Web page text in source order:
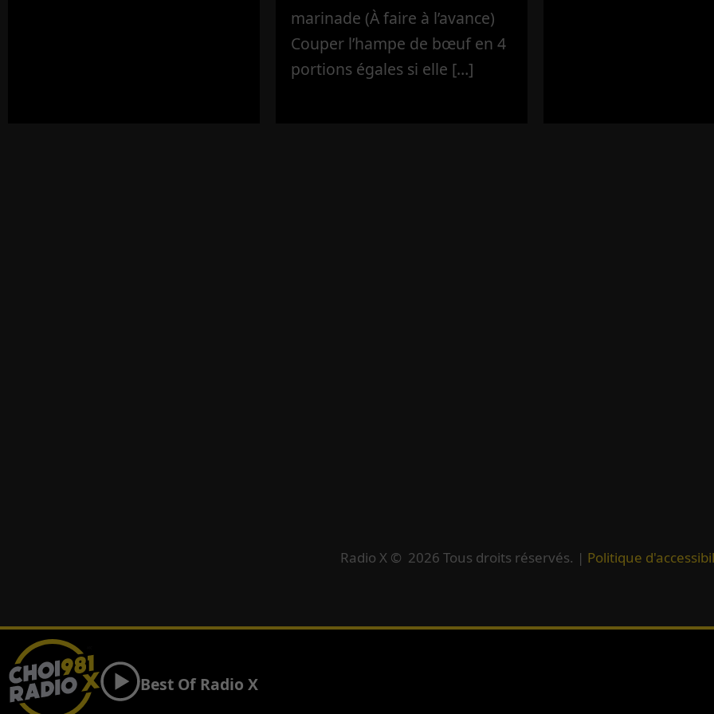
marinade (À faire à l’avance)
Couper l’hampe de bœuf en 4
portions égales si elle […]
Radio X © 2026 Tous droits réservés. | Politique
Best Of Radio X